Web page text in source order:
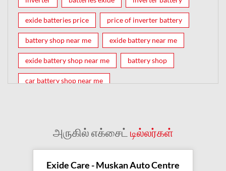
exide batteries price price of inverter battery
battery shop near me exide battery near me
exide battery shop near me battery shop
car battery shop near me
inverter battery shop near me
exide dealer near me exide showroom near me
அருகில் எக்சைட் டில்லர்கள்
Exide Care - Muskan Auto Centre